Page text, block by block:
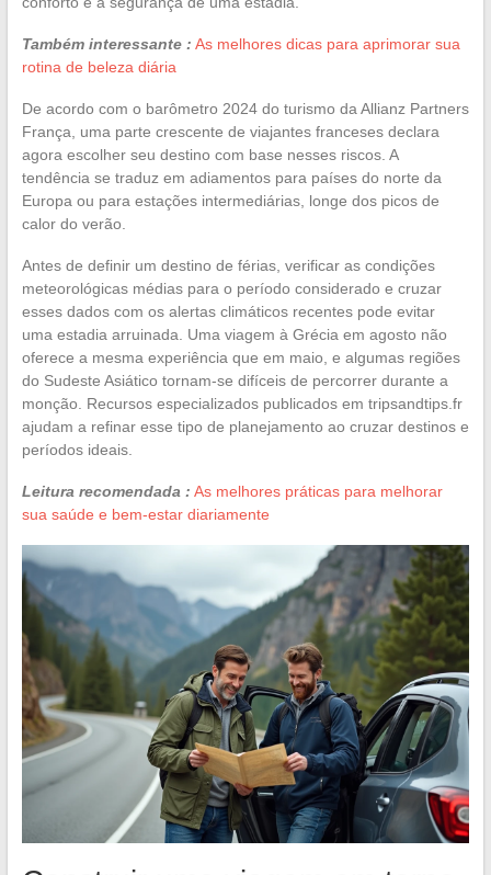
Também interessante : As melhores dicas para aprimorar sua
rotina de beleza diária
De acordo com o barômetro 2024 do turismo da Allianz Partners
França, uma parte crescente de viajantes franceses declara
agora escolher seu destino com base nesses riscos. A
tendência se traduz em adiamentos para países do norte da
Europa ou para estações intermediárias, longe dos picos de
calor do verão.
Antes de definir um destino de férias, verificar as condições
meteorológicas médias para o período considerado e cruzar
esses dados com os alertas climáticos recentes pode evitar
uma estadia arruinada. Uma viagem à Grécia em agosto não
oferece a mesma experiência que em maio, e algumas regiões
do Sudeste Asiático tornam-se difíceis de percorrer durante a
monção. Recursos especializados publicados em tripsandtips.fr
ajudam a refinar esse tipo de planejamento ao cruzar destinos e
períodos ideais.
Leitura recomendada : As melhores práticas para melhorar
sua saúde e bem-estar diariamente